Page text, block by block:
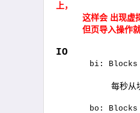
上，
这样会 出现虚
但页导入操作
IO
bi: Blocks
每秒从
bo: